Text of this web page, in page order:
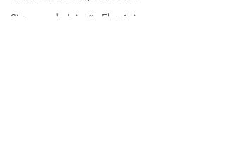
Sistemas de Injeção Eletrônica